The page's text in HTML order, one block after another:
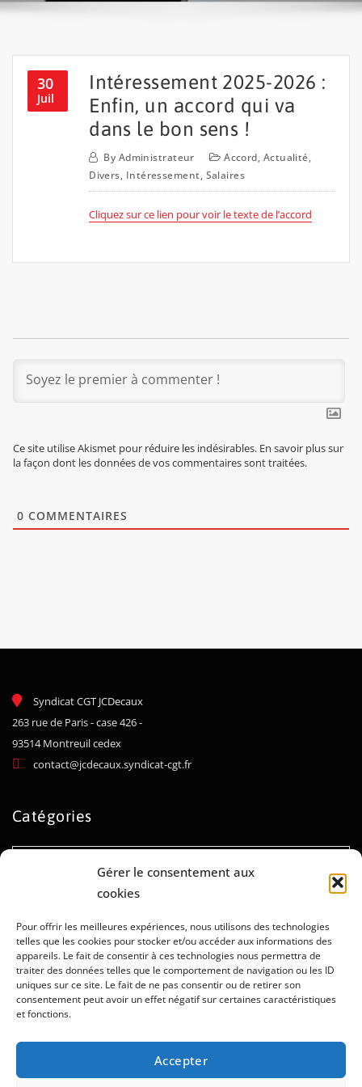
Gérer le consentement aux
cookies
Pour offrir les meilleures expériences, nous utilisons des technologies
telles que les cookies pour stocker et/ou accéder aux informations des
appareils. Le fait de consentir à ces technologies nous permettra de
traiter des données telles que le comportement de navigation ou les ID
uniques sur ce site. Le fait de ne pas consentir ou de retirer son
consentement peut avoir un effet négatif sur certaines caractéristiques
et fonctions.
Accepter
30
Juil
Intéressement 2025-2026 :
Enfin, un accord qui va
dans le bon sens !
By Administrateur Accord, Actualité,
Divers, Intéressement, Salaires
Cliquez sur ce lien pour voir le texte de l’accord
Ce site utilise Akismet pour réduire les indésirables. En savoir plus sur
la façon dont les données de vos commentaires sont traitées.
0 COMMENTAIRES
Syndicat CGT JCDecaux
263 rue de Paris - case 426 -
93514 Montreuil cedex
contact@jcdecaux.syndicat-cgt.fr
Catégories
Catégories
Archives
Archives
Politique de confidentialité
Administration